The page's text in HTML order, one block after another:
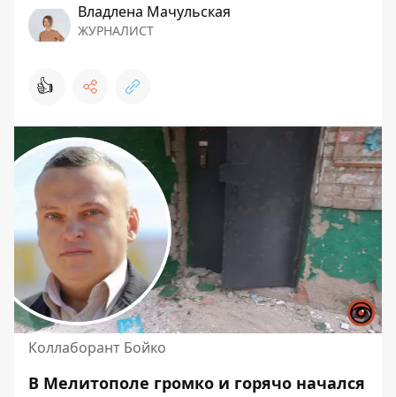
Владлена Мачульская
ЖУРНАЛИСТ
👍
Коллаборант Бойко
В Мелитополе громко и горячо начался